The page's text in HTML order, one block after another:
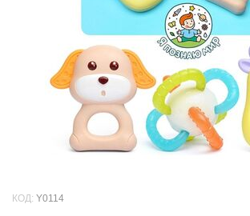
КОД: Y0114